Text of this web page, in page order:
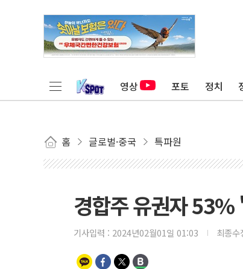
영상 포토 정치
홈 글로벌·중국 특파원
경합주 유권자
기사입력 : 2024년02월01일 01:03 최종수